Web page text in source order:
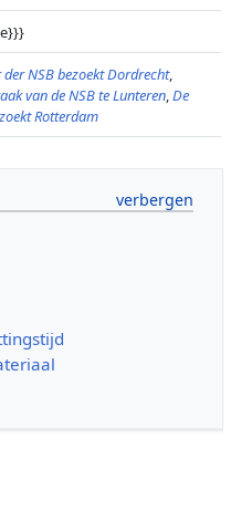
der NSB bezoekt Dordrecht,
van de NSB te Lunteren,De
Rotterdam